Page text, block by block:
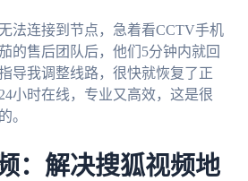
法连接到节点，急着看CCTV手机
的售后团队后，他们5分钟内就回
导我调整线路，很快就恢复了正
小时在线，专业又高效，这是很
。
：解决搜狐视频地